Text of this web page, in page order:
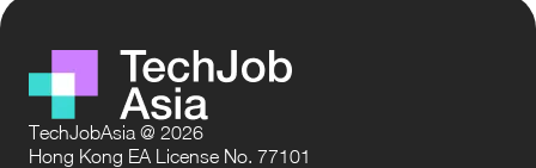
TechJobAsia @ 2026
Hong Kong EA License No. 77101